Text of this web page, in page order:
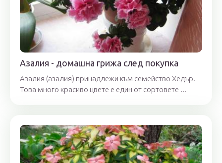
Азалия - домашна грижа след покупка
Азалия (азалия) принадлежи към семейство Хедър.
Това много красиво цвете е един от сортовете ...